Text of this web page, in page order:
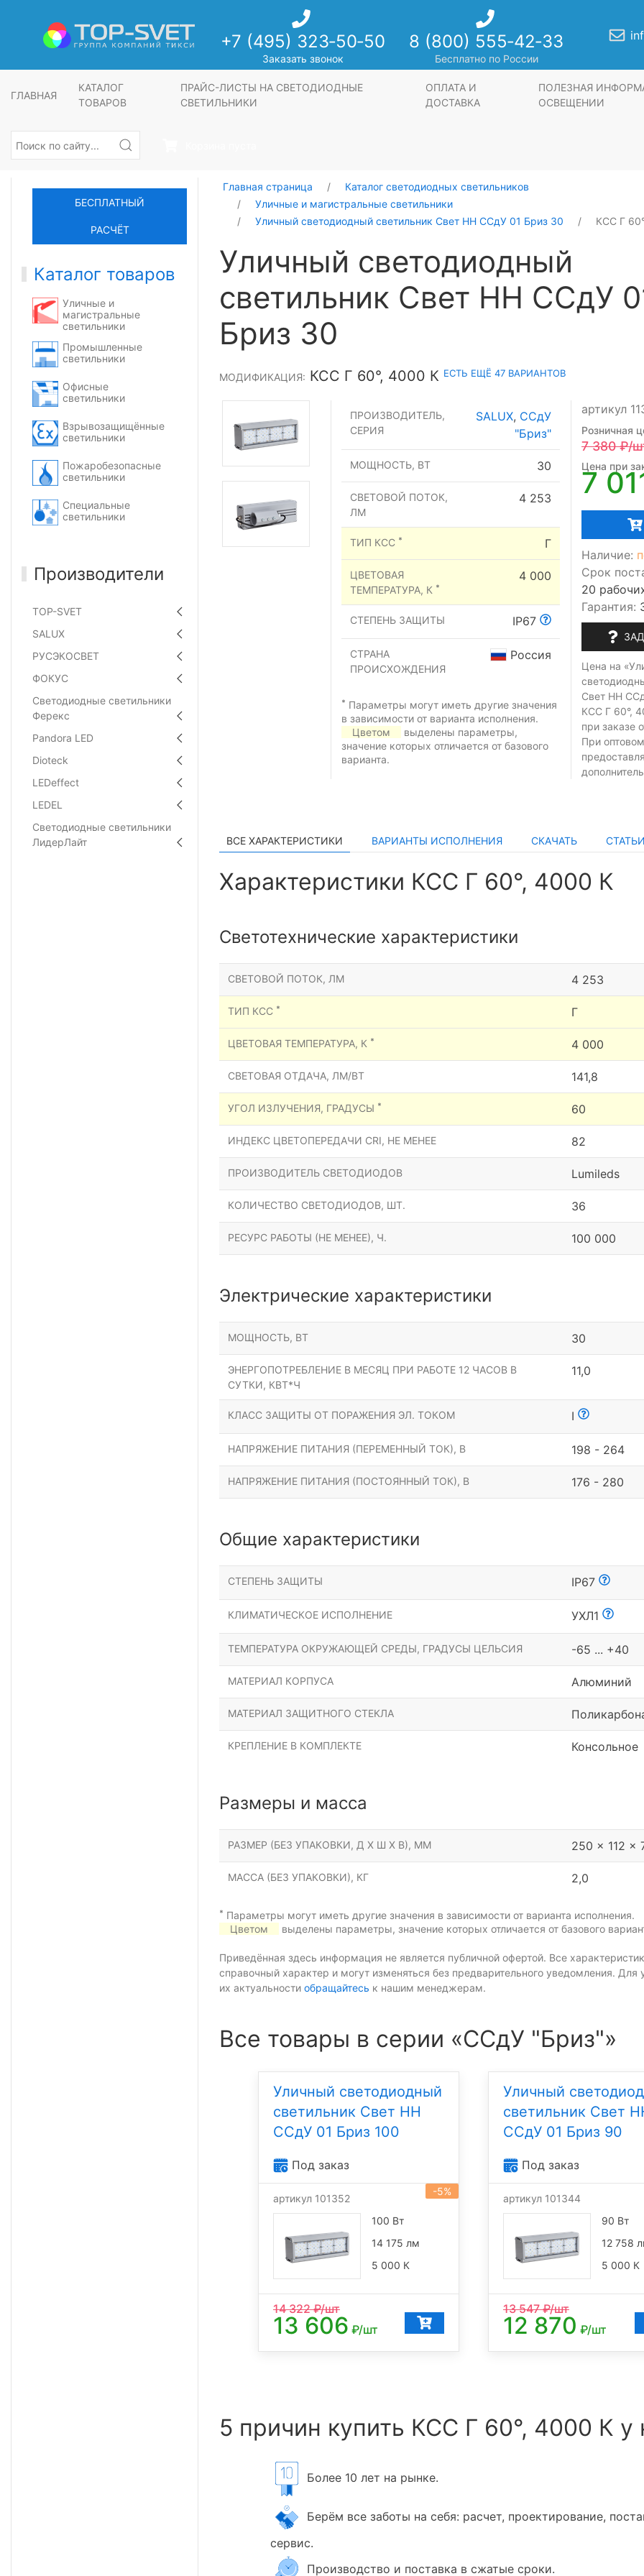
+7 (495) 323‑50‑50
Заказать звонок
8 (800) 555‑42‑33
Бесплатно по России
ГЛАВНАЯ
КАТАЛОГ
ТОВАРОВ
ПРАЙС-ЛИСТЫ НА СВЕТОДИОДНЫЕ
СВЕТИЛЬНИКИ
ОПЛАТА И
ДОСТАВКА
ПОЛЕЗНАЯ
ОСВЕЩЕНИИ
БЕСПЛАТНЫЙ
РАСЧЁТ
Каталог товаров
Уличные и
магистральные
светильники
Промышленные
светильники
Офисные
светильники
Взрывозащищённые
светильники
Пожаробезопасные
светильники
Специальные
светильники
Производители
TOP-SVET
SALUX
РУСЭКОСВЕТ
ФОКУС
Светодиодные светильники
Ферекс
Pandora LED
Dioteck
LEDeffect
LEDEL
Светодиодные светильники
ЛидерЛайт
Главная страница
Каталог светодиодных светильников
Уличные и магистральные светильники
Уличный светодиодный светильник Свет НН ССдУ 01 Бриз 30
КСС Г
Уличный светодиодный
светильник Свет НН ССдУ
Бриз 30
МОДИФИКАЦИЯ: КСС Г 60°, 4000 К ЕСТЬ ЕЩЁ 47 ВАРИАНТОВ
ПРОИЗВОДИТЕЛЬ,
СЕРИЯ
SALUX, ССдУ
"Бриз"
МОЩНОСТЬ, ВТ 30
СВЕТОВОЙ ПОТОК,
ЛМ
4 253
ТИП КСС * Г
ЦВЕТОВАЯ
ТЕМПЕРАТУРА, К *
4 000
СТЕПЕНЬ ЗАЩИТЫ IP67
СТРАНА
ПРОИСХОЖДЕНИЯ
Россия
* Параметры могут иметь другие значения
в зависимости от варианта исполнения.
Цветом
выделены параметры,
значение которых отличается от базового
варианта.
артикул
Розничная
7 380₽/
Цена при
7
Наличие:
Срок
20
Гарантия:
Цена на
Свет НН
КСС Г 60°,
при заказе
При
ВСЕ ХАРАКТЕРИСТИКИ ВАРИАНТЫ ИСПОЛНЕНИЯ СКАЧАТЬ
Характеристики КСС Г 60°, 4000 К
Светотехнические характеристики
СВЕТОВОЙ ПОТОК, ЛМ 4 253
ТИП КСС * Г
ЦВЕТОВАЯ ТЕМПЕРАТУРА, К * 4 000
СВЕТОВАЯ ОТДАЧА, ЛМ/ВТ 141,8
УГОЛ ИЗЛУЧЕНИЯ, ГРАДУСЫ * 60
ИНДЕКС ЦВЕТОПЕРЕДАЧИ CRI, НЕ МЕНЕЕ 82
ПРОИЗВОДИТЕЛЬ СВЕТОДИОДОВ Lumileds
КОЛИЧЕСТВО СВЕТОДИОДОВ, ШТ. 36
РЕСУРС РАБОТЫ (НЕ МЕНЕЕ), Ч. 100 000
Электрические характеристики
МОЩНОСТЬ, ВТ 30
ЭНЕРГОПОТРЕБЛЕНИЕ В МЕСЯЦ ПРИ РАБОТЕ 12 ЧАСОВ В
СУТКИ, КВТ*Ч
11,0
КЛАСС ЗАЩИТЫ ОТ ПОРАЖЕНИЯ ЭЛ. ТОКОМ I
НАПРЯЖЕНИЕ ПИТАНИЯ (ПЕРЕМЕННЫЙ ТОК), В 198 - 264
НАПРЯЖЕНИЕ ПИТАНИЯ (ПОСТОЯННЫЙ ТОК), В 176 - 280
Общие характеристики
СТЕПЕНЬ ЗАЩИТЫ IP67
КЛИМАТИЧЕСКОЕ ИСПОЛНЕНИЕ УХЛ1
ТЕМПЕРАТУРА ОКРУЖАЮЩЕЙ СРЕДЫ, ГРАДУСЫ ЦЕЛЬСИЯ -65 ... +40
МАТЕРИАЛ КОРПУСА Алюминий
МАТЕРИАЛ ЗАЩИТНОГО СТЕКЛА
КРЕПЛЕНИЕ В КОМПЛЕКТЕ Консольное
Размеры и масса
РАЗМЕР (БЕЗ УПАКОВКИ, Д Х Ш Х В), ММ 250 x 112 x
МАССА (БЕЗ УПАКОВКИ), КГ 2,0
* Параметры могут иметь другие значения в зависимости от варианта исполнения.
Цветом
выделены параметры, значение которых отличается от базового
Приведённая здесь информация не является публичной офертой. Все
справочный характер и могут изменяться без предварительного уведомления. Для
их актуальности обращайтесь к нашим менеджерам.
Все товары в серии «ССдУ "Бриз"»
Уличный светодиодный
светильник Свет НН
ССдУ 01 Бриз 100
Под заказ
-5%
артикул 101352
100 Вт
14 175 лм
5 000 К
14 322₽/шт
13 606 ₽/шт
Уличный
светильник Свет
ССдУ 01 Бриз 90
Под заказ
артикул 101344
90 Вт
12 758
5 000 К
13 547₽/шт
12 870 ₽/шт
5 причин купить КСС Г 60°, 4000 К у
Более 10 лет на рынке.
Берём все заботы на себя: расчет, проектирование,
сервис.
Производство и поставка в сжатые сроки.